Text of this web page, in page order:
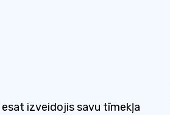
izveidojis savu tīmekļa